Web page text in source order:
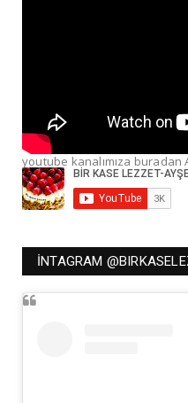
youtube kanalımıza buradan
İNTAGRAM